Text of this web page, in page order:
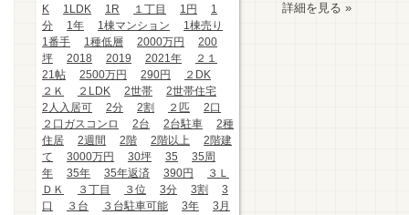
K
1LDK 1R １丁目 1円
1
分
1年 1棟マンション
1棟売り
1番手
1種低層 2000万円
200
坪
2018 2019 2021年
２１
21帖
2500万円 290円
２DK
２Ｋ
２LDK 2世帯
2世帯住宅
2人入居可
2分 2割 ２匹
2口
２口ガスコンロ
2台 2台駐車
2種
住居
2週間 2階 2階以上
2階建
て
3000万円 30坪 35
35周
年
35年 35年返済 390円
３Ｌ
ＤＫ
３丁目 ３位 3分 3割
3
口
３台 ３台駐車可能 3年
3月
詳細を見る »